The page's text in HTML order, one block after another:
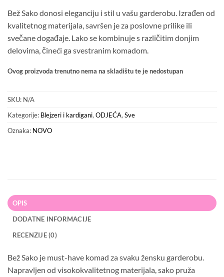
Bež Sako donosi eleganciju i stil u vašu garderobu. Izrađen od
kvalitetnog materijala, savršen je za poslovne prilike ili
svečane događaje. Lako se kombinuje s različitim donjim
delovima, čineći ga svestranim komadom.
Ovog proizvoda trenutno nema na skladištu te je nedostupan
SKU: N/A
Kategorije: Blejzeri i kardigani,ODJEĆA,Sve
Oznaka: NOVO
OPIS
DODATNE INFORMACIJE
RECENZIJE (0)
Bež Sako je must-have komad za svaku žensku garderobu.
Napravljen od visokokvalitetnog materijala, sako pruža